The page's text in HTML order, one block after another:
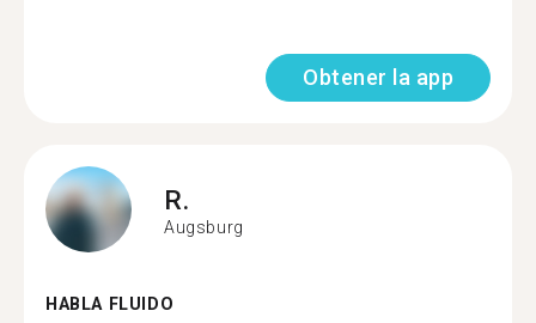
Obtener la app
R.
Augsburg
HABLA FLUIDO